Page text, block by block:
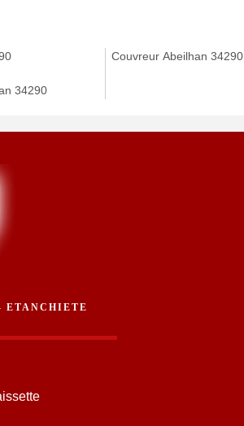
34290
Couvreur Abeilhan 34290
ETANCHIETE